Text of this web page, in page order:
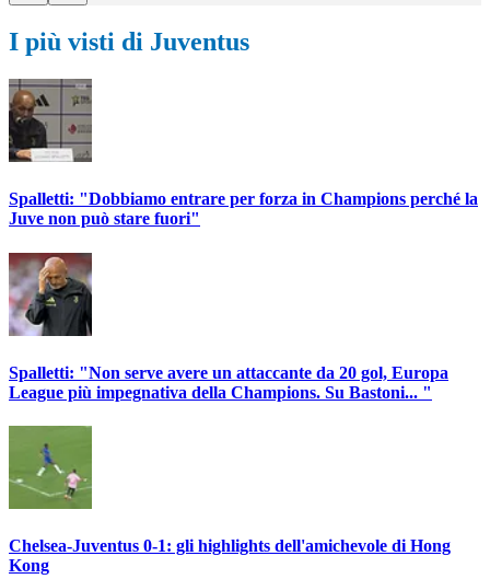
I più visti di Juventus
Spalletti: "Dobbiamo entrare per forza in Champions perché la
Juve non può stare fuori"
Spalletti: "Non serve avere un attaccante da 20 gol, Europa
League più impegnativa della Champions. Su Bastoni... "
Chelsea-Juventus 0-1: gli highlights dell'amichevole di Hong
Kong